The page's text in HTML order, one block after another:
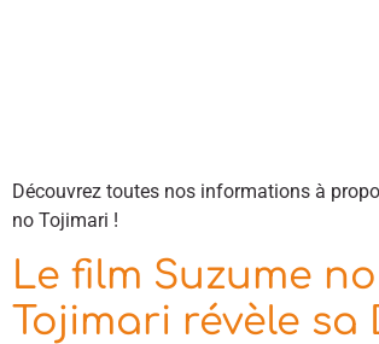
Découvrez toutes nos informations à
no Tojimari !
Le film Suzume no
Tojimari révèle sa